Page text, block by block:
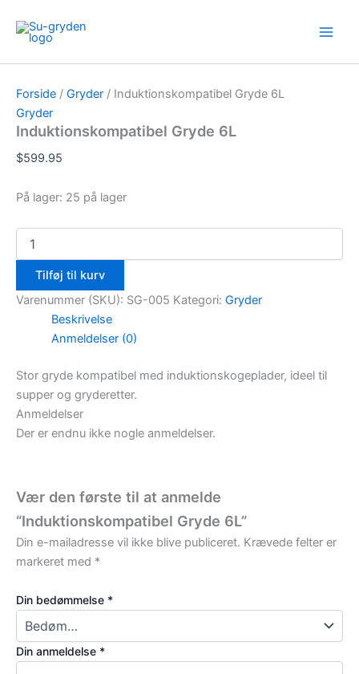
indholdet
Forside / Gryder / Induktionskompatibel Gryde 6L
Gryder
Induktionskompatibel Gryde 6L
$599.95
På lager: 25 på lager
Gryde
Tilføj til kurv
Varenummer (SKU): SG-005 Kategori: Gryder
Beskrivelse
Anmeldelser (0)
Stor gryde kompatibel med induktionskogeplader, ideel til
supper og gryderetter.
Anmeldelser
Der er endnu ikke nogle anmeldelser.
Vær den første til at anmelde
“Induktionskompatibel Gryde 6L”
Din e-mailadresse vil ikke blive publiceret. Krævede felter er
markeret med *
Din bedømmelse *
Din anmeldelse *